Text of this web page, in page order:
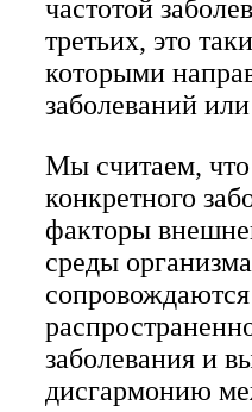
частотой
третьих, это
которыми
заболеваний
Мы считаем,
конкретного
факторы
среды
заболевания и
дисгармонию